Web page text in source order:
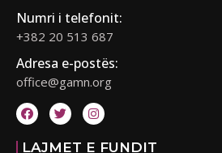
Numri i telefonit:
+382 20 513 687
Adresa e-postës:
office@gamn.org
LAJMET E FUNDIT